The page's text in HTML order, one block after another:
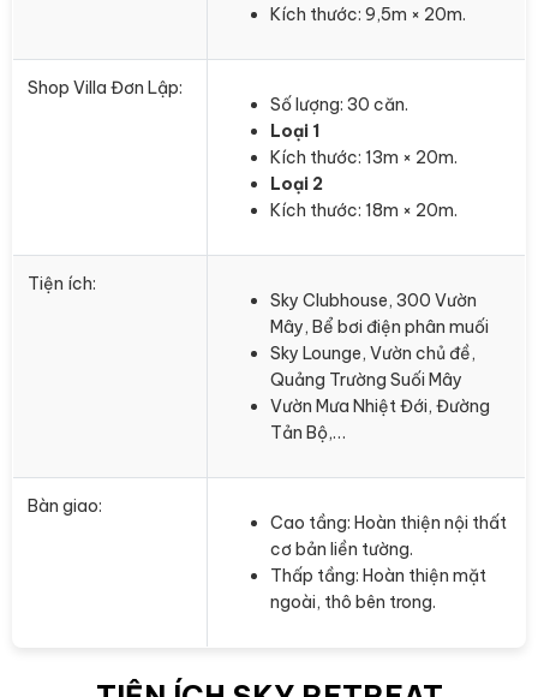
Kích thước: 9,5m × 20m.
Shop Villa Đơn Lập:
Số lượng: 30 căn.
Loại 1
Kích thước: 13m × 20m.
Loại 2
Kích thước: 18m × 20m.
Tiện ích:
Sky Clubhouse, 300 Vườn
Mây, Bể bơi điện phân muối
Sky Lounge, Vườn chủ đề,
Quảng Trường Suối Mây
Vườn Mưa Nhiệt Đới, Đường
Tản Bộ,…
Bàn giao:
Cao tầng: Hoàn thiện nội thất
cơ bản liền tường.
Thấp tầng: Hoàn thiện mặt
ngoài, thô bên trong.